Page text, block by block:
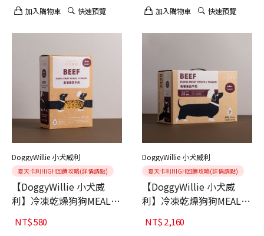
加入購物車 快速預覽 加入購物車 快速預覽
DoggyWillie 小犬威利
夏天卡利HIGH回饋攻略(詳情請點)
【DoggyWillie 小犬威
利】冷凍乾燥狗狗MEAL主
食 紫薯番茄牛肉 200g
NT$580
DoggyWillie 小犬威利
夏天卡利HIGH回饋攻略(詳情請點)
【DoggyWillie 小犬威
利】冷凍乾燥狗狗MEAL主
食 紫薯番茄牛肉 800g
NT$2,160